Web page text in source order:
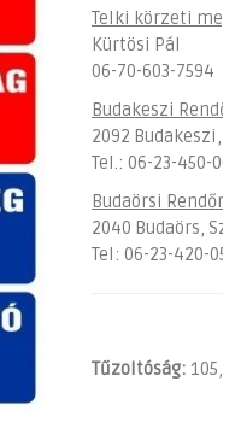
Telki körzeti
Kürtösi Pál
06-70-603-7594
Budakeszi
2092 Budakeszi,
Tel.: 06-23-450-007
Budaörsi
2040 Budaörs,
Tel: 06-23-420-055
Tűzoltóság: 105,